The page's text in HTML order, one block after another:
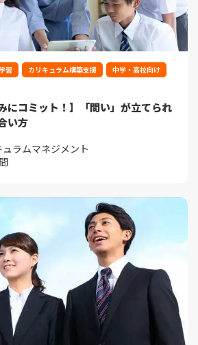
習 カリキュラム構築支援 中学・高校向け
にコミット！】「問い」が立てられ
い方
ュラムマネジメント